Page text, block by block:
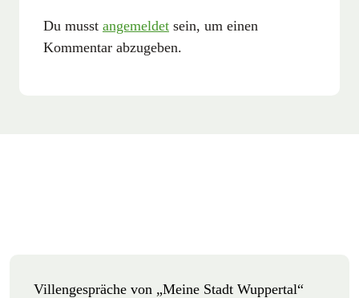
Du musst angemeldet sein, um einen
Kommentar abzugeben.
Villengespräche von „Meine Stadt Wuppertal“